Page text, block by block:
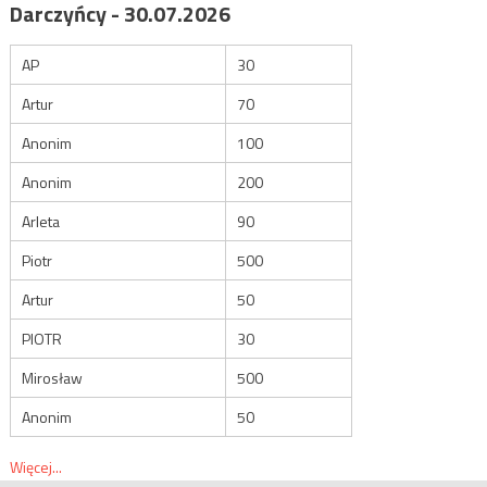
Darczyńcy - 30.07.2026
AP
30
Artur
70
Anonim
100
Anonim
200
Arleta
90
Piotr
500
Artur
50
PIOTR
30
Mirosław
500
Anonim
50
Więcej...